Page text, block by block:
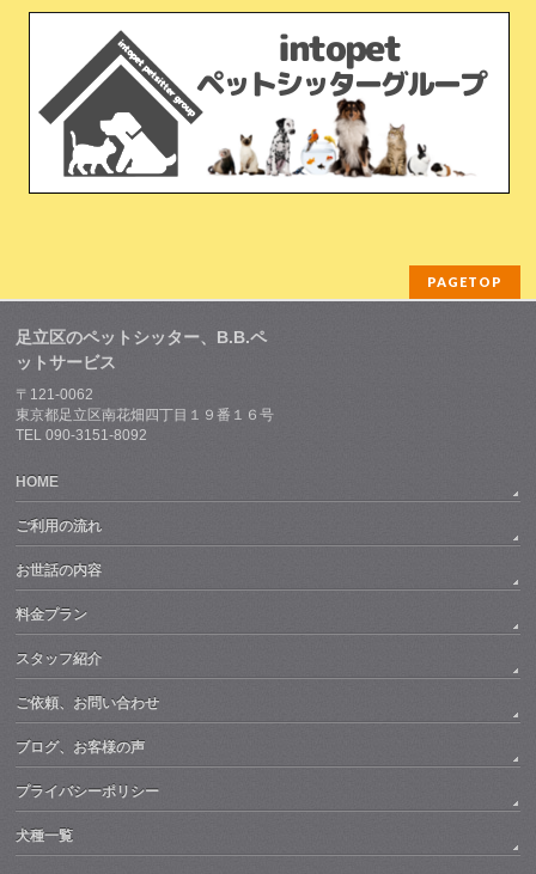
PAGETOP
足立区のペットシッター、B.B.ペ
ットサービス
〒121-0062
東京都足立区南花畑四丁目１９番１６号
TEL 090-3151-8092
HOME
ご利用の流れ
お世話の内容
料金プラン
スタッフ紹介
ご依頼、お問い合わせ
ブログ、お客様の声
プライバシーポリシー
犬種一覧